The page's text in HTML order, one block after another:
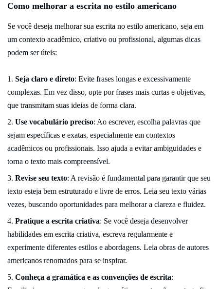
Como melhorar a escrita no estilo americano
Se você deseja melhorar sua escrita no estilo americano, seja em
um contexto acadêmico, criativo ou profissional, algumas dicas
podem ser úteis:
Seja claro e direto: Evite frases longas e excessivamente
complexas. Em vez disso, opte por frases mais curtas e objetivas,
que transmitam suas ideias de forma clara.
Use vocabulário preciso: Ao escrever, escolha palavras que
sejam específicas e exatas, especialmente em contextos
acadêmicos ou profissionais. Isso ajuda a evitar ambiguidades e
torna o texto mais compreensível.
Revise seu texto: A revisão é fundamental para garantir que seu
texto esteja bem estruturado e livre de erros. Leia seu texto várias
vezes, buscando oportunidades para melhorar a clareza e fluidez.
Pratique a escrita criativa: Se você deseja desenvolver
habilidades em escrita criativa, escreva regularmente e
experimente diferentes estilos e abordagens. Leia obras de autores
americanos renomados para se inspirar.
Conheça a gramática e as convenções de escrita: